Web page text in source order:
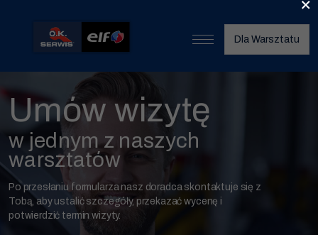
O nas
Umów wizytę
Znajdź warsztat
Nasze usługi
Dla Warsztatu
Umów wizytę
w jednym z naszych
warsztatów
Po przesłaniu formularza nasz doradca skontaktuje się z
Tobą, aby ustalić szczegóły, przekazać wycenę i
potwierdzić termin wizyty.